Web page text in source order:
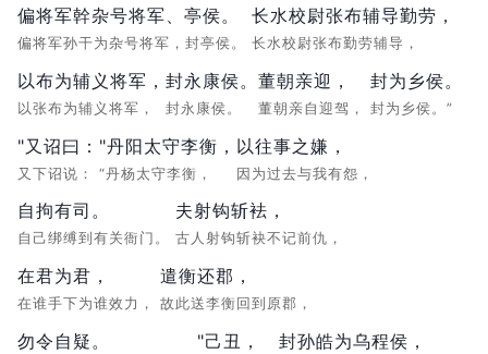
偏将军幹杂号将军、亭侯。
偏将军孙干为杂号将军，封亭侯。
长水校尉张布辅导勤劳，
长水校尉张布勤劳辅导，
以布为辅义将军，
以张布为辅义将军，
封永康侯。
封永康侯。
董朝亲迎，
董朝亲自迎驾，
封为乡侯。
封为乡侯。”
"又诏曰：
又下诏说：
"丹阳太守李衡，
“丹杨太守李衡，
以往事之嫌，
因为过去与我有怨，
自拘有司。
自己绑缚到有关衙门。
夫射钩斩袪，
古人射钩斩袂不记前仇，
在君为君，
在谁手下为谁效力，
遣衡还郡，
故此送李衡回到原郡，
勿令自疑。 "己丑， 封孙皓为乌程侯，